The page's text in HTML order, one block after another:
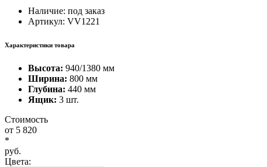
Наличие: под заказ
Артикул: VV1221
Характеристики товара
Высота: 940/1380 мм
Ширина: 800 мм
Глубина: 440 мм
Ящик: 3 шт.
Стоимость
от 5 820
*
руб.
Цвета: